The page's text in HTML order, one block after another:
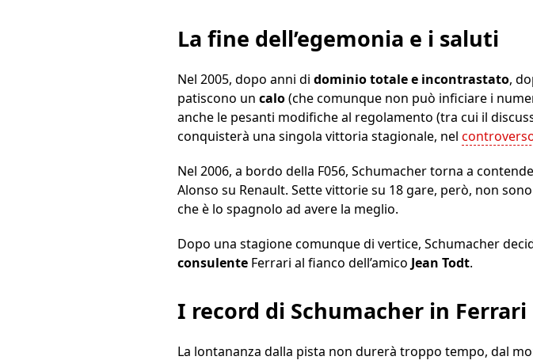
La fine dell’egemonia e i saluti
Nel 2005, dopo anni di dominio totale e incontrastato,
patiscono un calo(che comunque non può inficiare i
anche le pesanti modifiche al regolamento (tra cui il
conquisterà una singola vittoria stagionale, nel
Nel 2006, a bordo della F056, Schumacher torna a
Alonso su Renault. Sette vittorie su 18 gare, però, non
che è lo spagnolo ad avere la meglio.
Dopo una stagione comunque di vertice, Schumacher
consulente Ferrari al fianco dell’amico Jean Todt.
I record di Schumacher in Ferrari
La lontananza dalla pista non durerà troppo tempo, dal